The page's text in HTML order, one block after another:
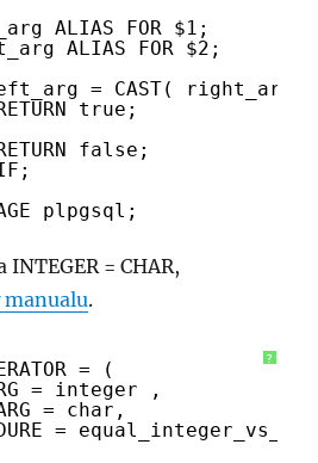
ALIAS FOR $1;
ALIAS FOR $2;
= CAST( right_arg AS
true;
false;
plpgsql;
= CHAR,
manualu.
?
= (
= integer ,
= char,
=